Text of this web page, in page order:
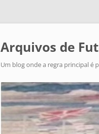
Arquivos de
Um blog onde a regra principal é